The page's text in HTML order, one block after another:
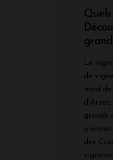
Le
de
nord
grands
des